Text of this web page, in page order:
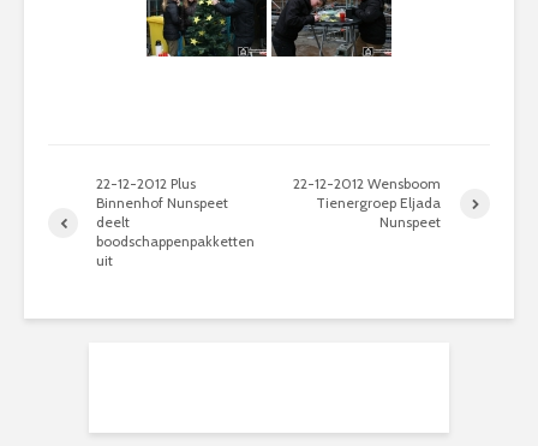
22-12-2012 Plus
Binnenhof Nunspeet
deelt
boodschappenpakketten
uit
22-12-2012 Wensboom
Tienergroep Eljada
Nunspeet